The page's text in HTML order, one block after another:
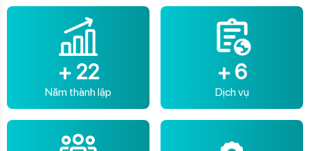
+ 22
Năm thành lập
+ 6
Dịch vụ